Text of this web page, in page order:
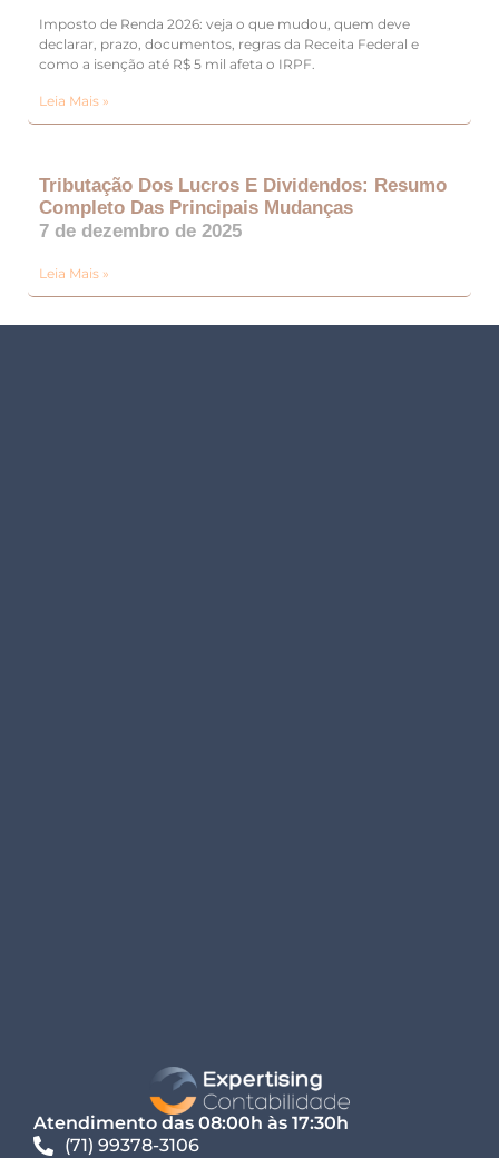
Imposto de Renda 2026: veja o que mudou, quem deve
declarar, prazo, documentos, regras da Receita Federal e
como a isenção até R$ 5 mil afeta o IRPF.
Leia Mais »
Tributação Dos Lucros E Dividendos: Resumo
Completo Das Principais Mudanças
7 de dezembro de 2025
Leia Mais »
Atendimento das 08:00h às 17:30h
(71) 99378-3106